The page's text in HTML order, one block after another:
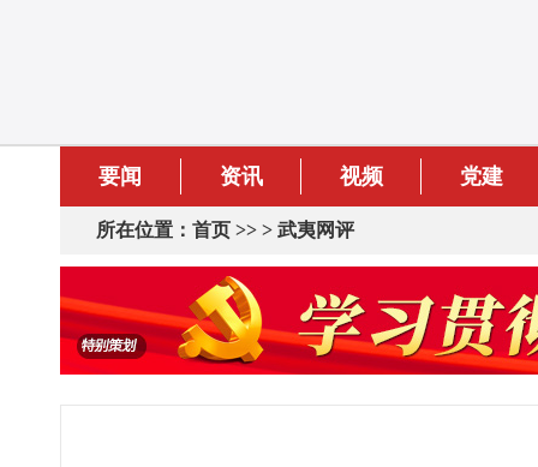
要闻 资讯 视频 党建
所在位置： 首页 >> > 武夷网评